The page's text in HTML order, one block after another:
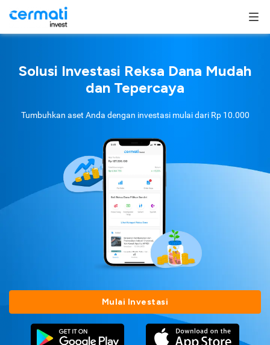
Solusi Investasi Reksa Dana Mudah
dan Tepercaya
Tumbuhkan aset Anda dengan investasi mulai dari Rp 10.000
Mulai Investasi